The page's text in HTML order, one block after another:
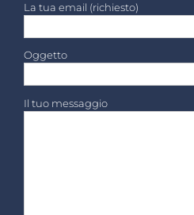
La tua email (richiesto)
Oggetto
Il tuo messaggio